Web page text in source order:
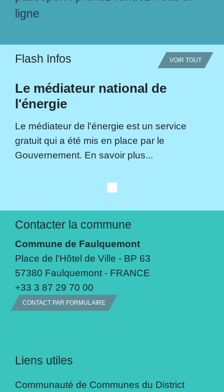
ligne
Flash Infos VOIR TOUT
Le médiateur national de
l'énergie
Le médiateur de l'énergie est un service
gratuit qui a été mis en place par le
Gouvernement. En savoir plus...
Contacter la commune
Commune de Faulquemont
Place de l'Hôtel de Ville - BP 63
57380 Faulquemont - FRANCE
+33 3 87 29 70 00
CONTACT PAR FORMULAIRE
Liens utiles
Communauté de Communes du District